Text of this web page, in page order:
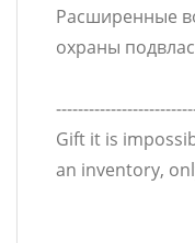
Расширенные
охраны
Gift it is
an inventory,